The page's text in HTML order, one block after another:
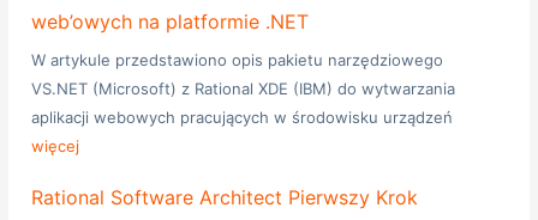
web’owych na platformie .NET
W artykule przedstawiono opis pakietu narzędziowego
VS.NET (Microsoft) z Rational XDE (IBM) do wytwarzania
aplikacji webowych pracujących w środowisku urządzeń
więcej
Rational Software Architect Pierwszy Krok